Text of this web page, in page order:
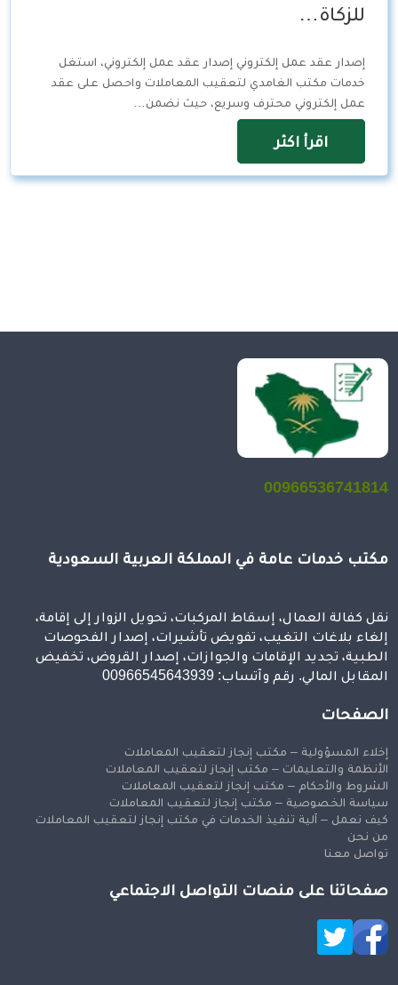
للزكاة…
إصدار عقد عمل إلكتروني إصدار عقد عمل إلكتروني، استغل
خدمات مكتب الغامدي لتعقيب المعاملات واحصل على عقد
عمل إلكتروني محترف وسريع، حيث نضمن…
اقرأ اكثر
00966536741814
مكتب خدمات عامة في المملكة العربية السعودية
نقل كفالة العمال، إسقاط المركبات، تحويل الزوار إلى إقامة،
إلغاء بلاغات التغيب، تفويض تأشيرات، إصدار الفحوصات
الطبية، تجديد الإقامات والجوازات، إصدار القروض، تخفيض
المقابل المالي. رقم وآتساب: 00966545643939
الصفحات
إخلاء المسؤولية – مكتب إنجاز لتعقيب المعاملات
الأنظمة والتعليمات – مكتب إنجاز لتعقيب المعاملات
الشروط والأحكام – مكتب إنجاز لتعقيب المعاملات
سياسة الخصوصية – مكتب إنجاز لتعقيب المعاملات
كيف نعمل – آلية تنفيذ الخدمات في مكتب إنجاز لتعقيب المعاملات
من نحن
تواصل معنا
صفحاتنا على منصات التواصل الاجتماعي